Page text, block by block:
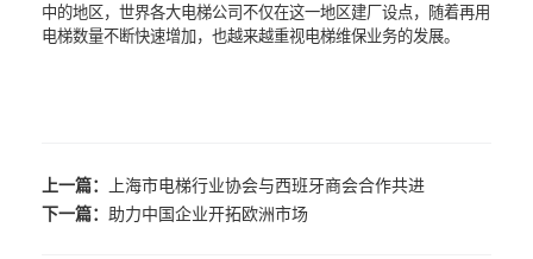
中的地区，世界各大电梯公司不仅在这一地区建厂设点，随着再用
电梯数量不断快速增加，也越来越重视电梯维保业务的发展。
上一篇：
上海市电梯行业协会与西班牙商会合作共进
下一篇： 助力中国企业开拓欧洲市场